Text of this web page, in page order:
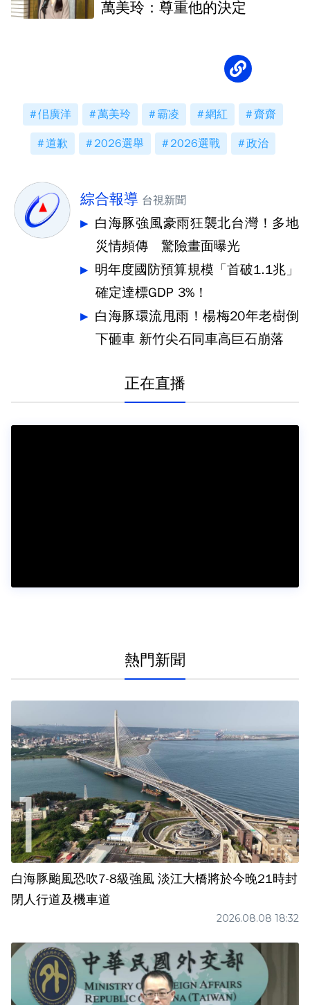
萬美玲：尊重他的決定
佀廣洋 萬美玲 霸凌 網紅 齋齋
道歉 2026選舉 2026選戰 政治
綜合報導 台視新聞
白海豚強風豪雨狂襲北台灣！多地
災情頻傳 驚險畫面曝光
明年度國防預算規模「首破1.1兆」
確定達標GDP 3%！
白海豚環流甩雨！楊梅20年老樹倒
下砸車 新竹尖石同車高巨石崩落
正在直播
熱門新聞
白海豚颱風恐吹7-8級強風 淡江大橋將於今晚21時封
閉人行道及機車道
2026.08.08 18:32